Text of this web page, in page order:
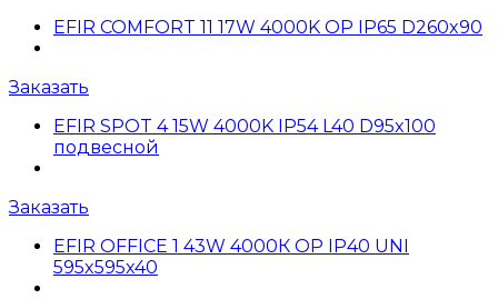
EFIR COMFORT 11 17W 4000K OP IP65 D260x90
Заказать
EFIR SPOT 4 15W 4000K IP54 L40 D95x100
подвесной
Заказать
EFIR OFFICE 1 43W 4000К OP IP40 UNI
595x595x40